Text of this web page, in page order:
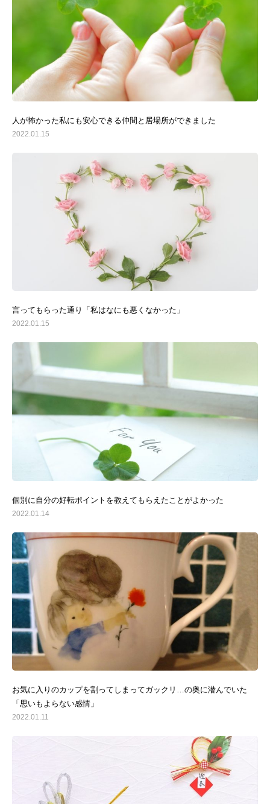
人が怖かった私にも安心できる仲間と居場所ができました
2022.01.15
言ってもらった通り「私はなにも悪くなかった」
2022.01.15
個別に自分の好転ポイントを教えてもらえたことがよかった
2022.01.14
お気に入りのカップを割ってしまってガックリ…の奥に潜んでいた
「思いもよらない感情」
2022.01.11